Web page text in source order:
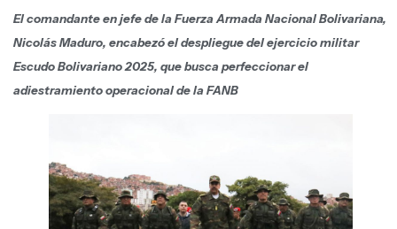
El comandante en jefe de la Fuerza Armada Nacional Bolivariana,
Nicolás Maduro, encabezó el despliegue del ejercicio militar
Escudo Bolivariano 2025, que busca perfeccionar el
adiestramiento operacional de la FANB